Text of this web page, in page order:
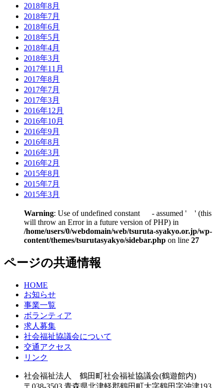
2018年8月
2018年7月
2018年6月
2018年5月
2018年4月
2018年3月
2017年11月
2017年8月
2017年7月
2017年3月
2016年12月
2016年10月
2016年9月
2016年8月
2016年3月
2016年2月
2015年8月
2015年7月
2015年3月
Warning: Use of undefined constant - assumed ' ' (this
will throw an Error in a future version of PHP) in
/home/users/0/webdomain/web/tsuruta-syakyo.or.jp/wp-
content/themes/tsurutasyakyo/sidebar.php on line 27
ページの共通情報
HOME
お知らせ
事業一覧
ボランティア
求人募集
社会福祉協議会について
交通アクセス
リンク
社会福祉法人 鶴田町社会福祉協議会(鶴遊館内)
〒038-3503 青森県北津軽郡鶴田町大字鶴田字沖津193